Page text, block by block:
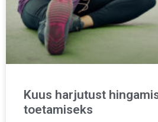
Kuus harjutust
toetamiseks